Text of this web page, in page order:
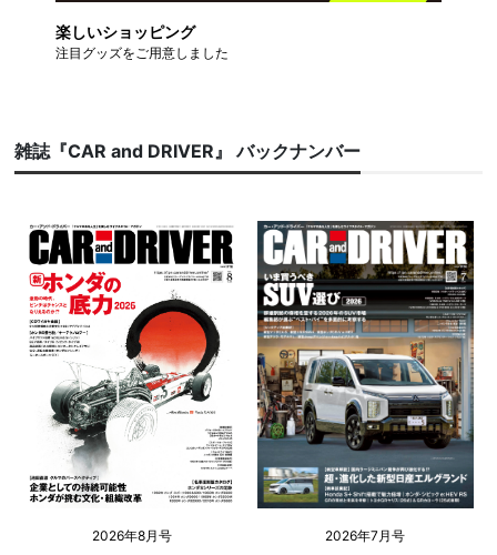
楽しいショッピング
注目グッズをご用意しました
雑誌『CAR and DRIVER』 バックナンバー
2026年8月号 2026年7月号